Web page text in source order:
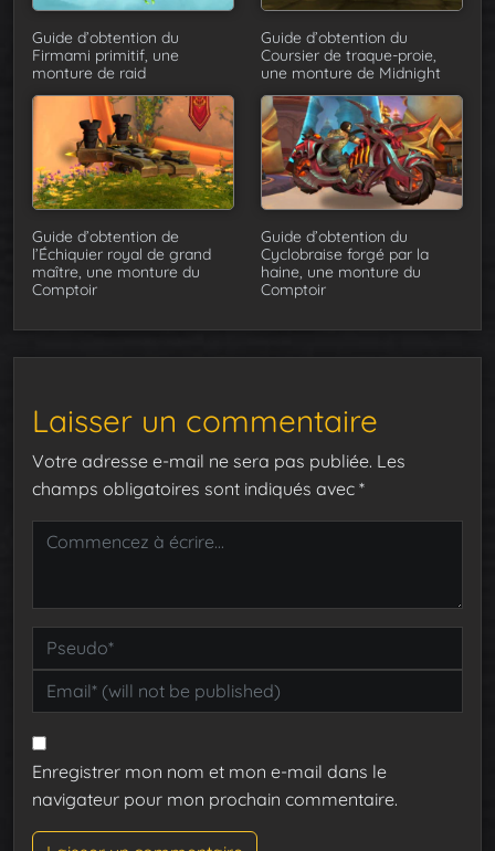
Guide d’obtention du
Firmami primitif, une
monture de raid
Guide d’obtention du
Coursier de traque-proie,
une monture de Midnight
Guide d’obtention de
l’Échiquier royal de grand
maître, une monture du
Comptoir
Guide d’obtention du
Cyclobraise forgé par la
haine, une monture du
Comptoir
Laisser un commentaire
Votre adresse e-mail ne sera pas publiée. Les
champs obligatoires sont indiqués avec *
Enregistrer mon nom et mon e-mail dans le
navigateur pour mon prochain commentaire.